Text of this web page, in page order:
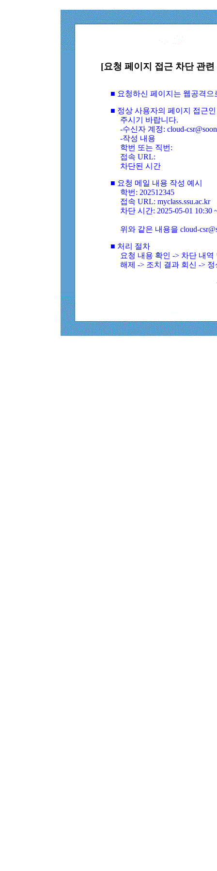
[요청 페이지 접근 차단 관
■ 요청하신 페이지는 웹공격
■ 정상 사용자의 페이지 접근
주시기 바랍니다.
-수신자 계정: cloud-
-작성 내용
학번 또는 직번:
접속 URL:
차단된 시간
■ 요청 메일 내용 작성 예시
학번: 202512345
접속 URL: myclass.ssu.ac.kr
차단 시간: 2025-05-01 10:30
위와 같은 내용을 cloud-
■ 처리 절차
요청 내용 확인 -> 차단 내
해제 -> 조치 결과 회신 ->